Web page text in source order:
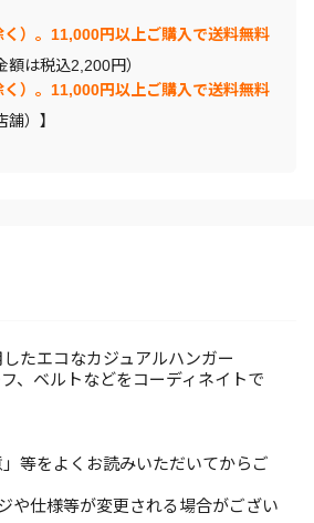
）。11,000円以上ご購入で送料無料
額は税込2,200円）
）。11,000円以上ご購入で送料無料
舗）】
たエコなカジュアルハンガー
、ベルトなどをコーディネイトで
等をよくお読みいただいてからご
や仕様等が変更される場合がござい